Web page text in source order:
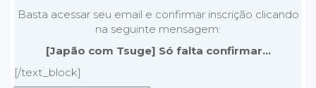
Basta acessar seu email e confirmar inscrição clicando
na seguinte mensagem:
[Japão com Tsuge] Só falta confirmar...
[/text_block]